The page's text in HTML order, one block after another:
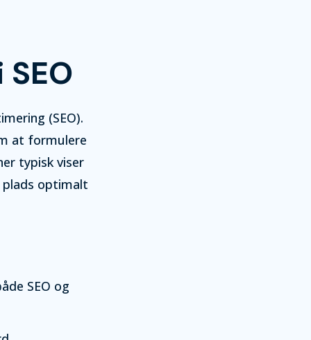
(SEO).
at formulere
typisk viser
optimalt
SEO og